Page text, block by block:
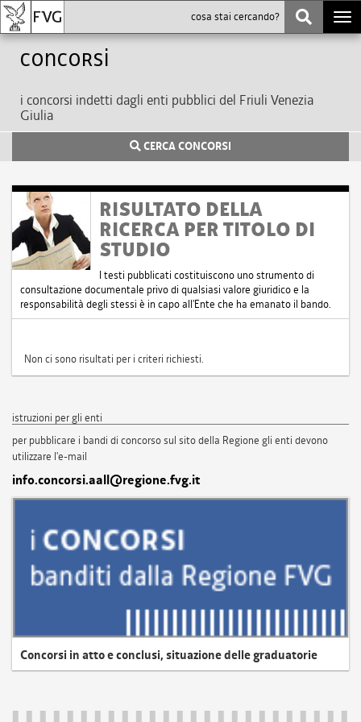
Concorsi
i concorsi indetti dagli enti pubblici del Friuli Venezia
Giulia
CERCA CONCORSI
RISULTATO DELLA
RICERCA PER TITOLO DI
STUDIO
I testi pubblicati costituiscono uno strumento di
consultazione documentale privo di qualsiasi valore giuridico e la
responsabilità degli stessi è in capo all'Ente che ha emanato il bando.
Non ci sono risultati per i criteri richiesti.
istruzioni per gli enti
per pubblicare i bandi di concorso sul sito della Regione gli enti devono
utilizzare l'e-mail
info.concorsi.aall@regione.fvg.it
Concorsi in atto e conclusi, situazione delle graduatorie